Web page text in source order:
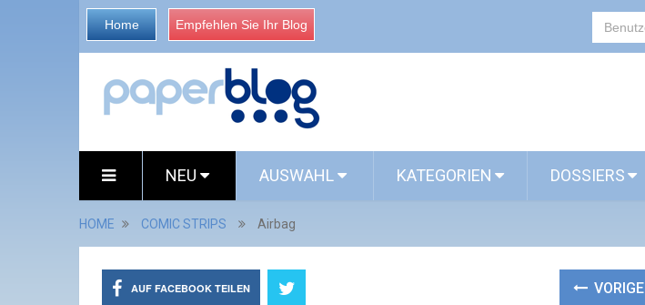
Home Empfehlen Sie Ihr Blog
NEU AUSWAHL KATEGORIEN DOSSIERS
HOME COMIC STRIPS Airbag
AUF FACEBOOK TEILEN VORIGE